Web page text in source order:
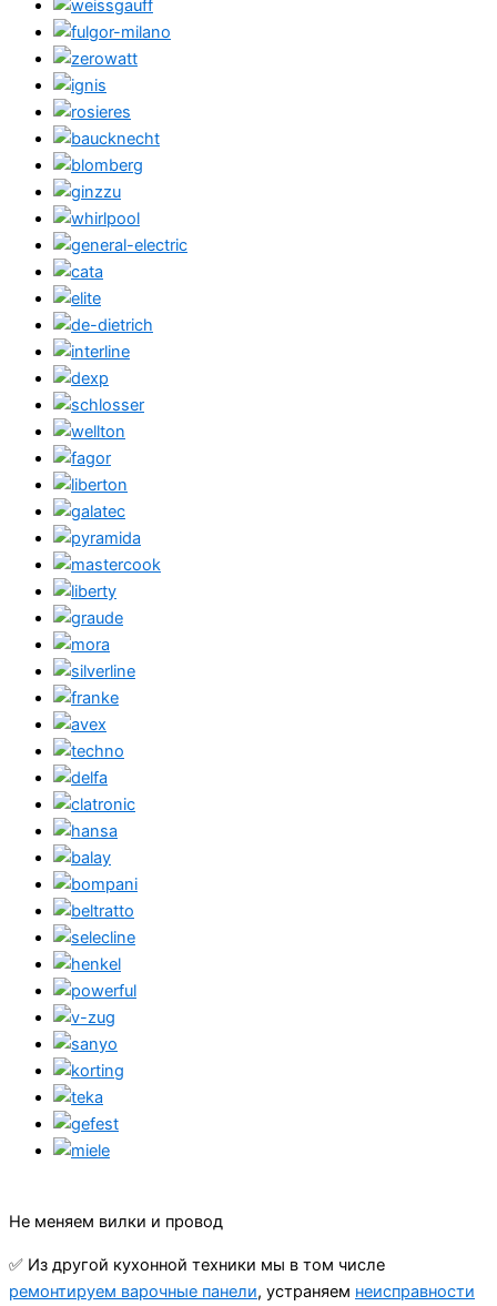
Не меняем вилки и провод
✅ Из другой кухонной техники мы в том числе
ремонтируем варочные панели, устраняем неисправности